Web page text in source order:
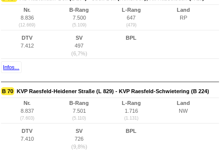
Nr.
8.836
(12.669)
B-Rang
7.500
(5.109)
L-Rang
647
(479)
Land
RP
DTV
7.412
SV
497
(6,7%)
BPL
Infos...
B 70 KVP Raesfeld-Heidener Straße (L 829) - KVP Raesfeld-Schwietering (B 224)
Nr.
8.837
(7.603)
B-Rang
7.501
(5.110)
L-Rang
1.716
(1.131)
Land
NW
DTV
7.410
SV
726
(9,8%)
BPL